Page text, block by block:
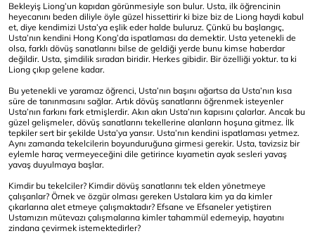
Bekleyiş Liong’un kapıdan görünmesiyle son bulur. Usta, ilk öğrencinin
heyecanını beden diliyle öyle güzel hissettirir ki bize biz de Liong haydi kabul
et, diye kendimizi Usta’ya eşlik eder halde buluruz. Çünkü bu başlangıç,
Usta’nın kendini Hong Kong’da ispatlaması da demektir. Usta yetenekli de
olsa, farklı dövüş sanatlarını bilse de geldiği yerde bunu kimse haberdar
değildir. Usta, şimdilik sıradan biridir. Herkes gibidir. Bir özelliği yoktur. ta ki
Liong çıkıp gelene kadar.
Bu yetenekli ve yaramaz öğrenci, Usta’nın başını ağartsa da Usta’nın kısa
süre de tanınmasını sağlar. Artık dövüş sanatlarını öğrenmek isteyenler
Usta’nın farkını fark etmişlerdir. Akın akın Usta’nın kapısını çalarlar. Ancak bu
güzel gelişmeler, dövüş sanatlarını tekellerine alanların hoşuna gitmez. İlk
tepkiler sert bir şekilde Usta’ya yansır. Usta’nın kendini ispatlaması yetmez.
Aynı zamanda tekelcilerin boyunduruğuna girmesi gerekir. Usta, tavizsiz bir
eylemle haraç vermeyeceğini dile getirince kıyametin ayak sesleri yavaş
yavaş duyulmaya başlar.
Kimdir bu tekelciler? Kimdir dövüş sanatlarını tek elden yönetmeye
çalışanlar? Örnek ve özgür olması gereken Ustalara kim ya da kimler
çıkarlarına alet etmeye çalışmaktadır? Efsane ve Efsaneler yetiştiren
Ustamızın mütevazı çalışmalarına kimler tahammül edemeyip, hayatını
zindana çevirmek istemektedirler?